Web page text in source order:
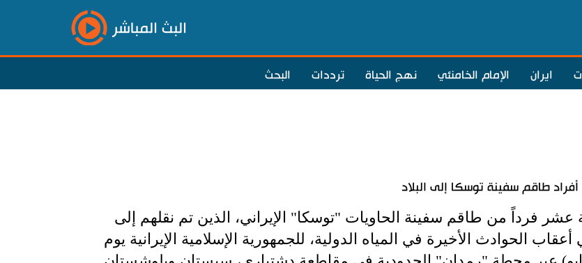
البث المباشر
ايران الإمام الخامنئي نهج الحياة ترددات البحث
فرداً من طاقم سفينة الحاويات "توسكا" الإيراني، الذين تم نقلهم إلى
الحوادث الأخيرة في المياه الدولية، للجمهورية الإسلامية الإيرانية يوم